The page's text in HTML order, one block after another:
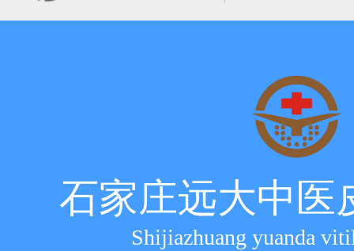
石家庄远大中医
Shijiazhuang yuanda